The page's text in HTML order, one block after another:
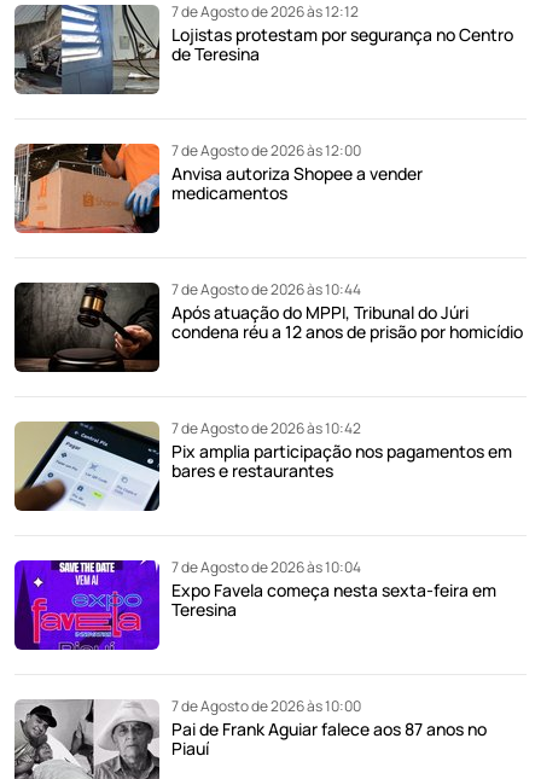
7 de Agosto de 2026 às 12:12
Lojistas protestam por segurança no Centro
de Teresina
7 de Agosto de 2026 às 12:00
Anvisa autoriza Shopee a vender
medicamentos
7 de Agosto de 2026 às 10:44
Após atuação do MPPI, Tribunal do Júri
condena réu a 12 anos de prisão por homicídio
7 de Agosto de 2026 às 10:42
Pix amplia participação nos pagamentos em
bares e restaurantes
7 de Agosto de 2026 às 10:04
Expo Favela começa nesta sexta-feira em
Teresina
7 de Agosto de 2026 às 10:00
Pai de Frank Aguiar falece aos 87 anos no
Piauí